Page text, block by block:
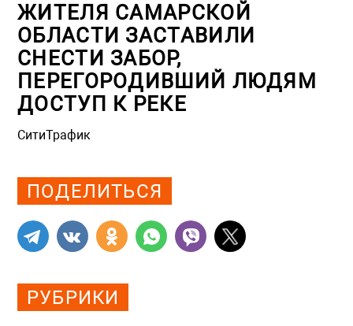
ЖИТЕЛЯ САМАРСКОЙ
ОБЛАСТИ ЗАСТАВИЛИ
СНЕСТИ ЗАБОР,
ПЕРЕГОРОДИВШИЙ ЛЮДЯМ
ДОСТУП К РЕКЕ
СитиТрафик
ПОДЕЛИТЬСЯ
РУБРИКИ